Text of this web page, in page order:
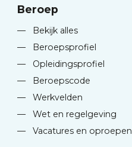
Beroep
—
Bekijk alles
—
Beroepsprofiel
—
Opleidingsprofiel
—
Beroepscode
—
Werkvelden
—
Wet en regelgeving
—
Vacatures en oproepen